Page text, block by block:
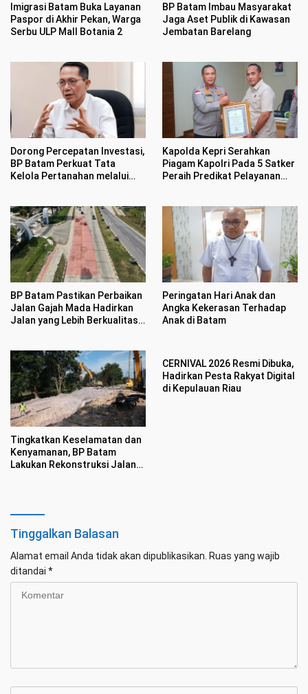
Imigrasi Batam Buka Layanan
Paspor di Akhir Pekan, Warga
Serbu ULP Mall Botania 2
BP Batam Imbau Masyarakat
Jaga Aset Publik di Kawasan
Jembatan Barelang
Dorong Percepatan Investasi,
BP Batam Perkuat Tata
Kelola Pertanahan melalui
Kapolda Kepri Serahkan
Piagam Kapolri Pada 5 Satker
Peraih Predikat Pelayanan
BP Batam Pastikan Perbaikan
Jalan Gajah Mada Hadirkan
Jalan yang Lebih Berkualitas
Peringatan Hari Anak dan
Angka Kekerasan Terhadap
Anak di Batam
Tingkatkan Keselamatan dan
Kenyamanan, BP Batam
Lakukan Rekonstruksi Jalan
CERNIVAL 2026 Resmi Dibuka,
Hadirkan Pesta Rakyat Digital
di Kepulauan Riau
Tinggalkan Balasan
Alamat email Anda tidak akan dipublikasikan. Ruas yang wajib
ditandai *